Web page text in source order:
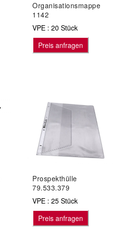
Organisationsmappe
1142
VPE : 20 Stück
Preis anfragen
Prospekthülle
79.533.379
VPE : 25 Stück
Preis anfragen